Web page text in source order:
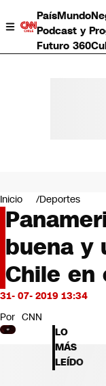
PaísMundo
Podcast y
Futuro 360
Negocios
Deportes
Programas
Cultura
Servicios
Bits
CNN tiempo
Futuro 360
Opinión
Inicio Deportes
buena y
Chile en
31- 07- 2019 13:34
Por CNN
LO
MÁS
LEÍDO